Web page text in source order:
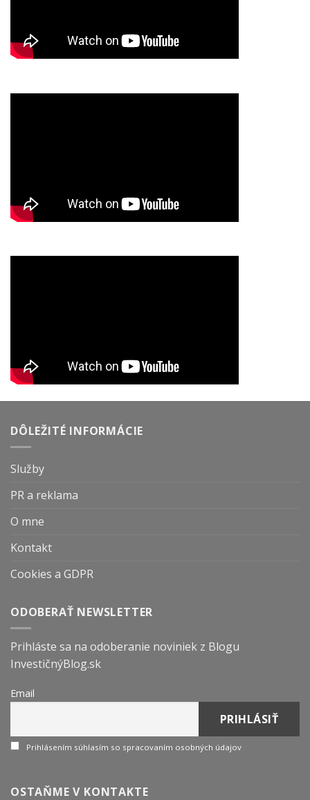
DÔLEŽITÉ INFORMÁCIE
Služby
PR a reklama
O mne
Kontakt
Cookies a GDPR
ODOBERAŤ NEWSLETTER
Prihláste sa na odoberanie noviniek z Blogu
InvestičnýBlog.sk
Email
Prihlásením súhlasím so spracovaním osobných údajov
OSTAŇME V KONTAKTE